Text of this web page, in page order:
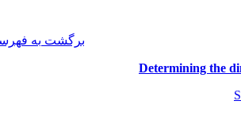
برگشت به
Determining the